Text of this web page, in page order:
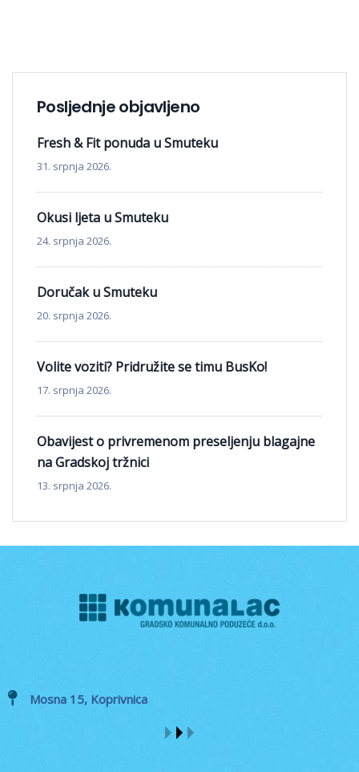
Posljednje objavljeno
Fresh & Fit ponuda u Smuteku
31. srpnja 2026.
Okusi ljeta u Smuteku
24. srpnja 2026.
Doručak u Smuteku
20. srpnja 2026.
Volite voziti? Pridružite se timu BusKo!
17. srpnja 2026.
Obavijest o privremenom preseljenju blagajne
na Gradskoj tržnici
13. srpnja 2026.
Mosna 15, Koprivnica